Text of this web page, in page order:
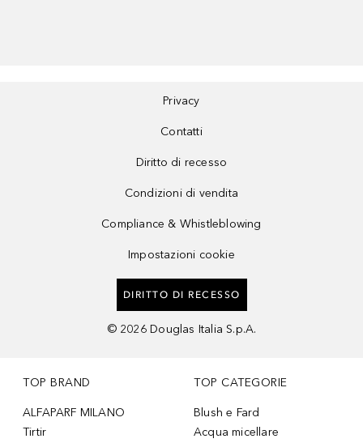
Privacy
Contatti
Diritto di recesso
Condizioni di vendita
Compliance & Whistleblowing
Impostazioni cookie
DIRITTO DI RECESSO
© 2026 Douglas Italia S.p.A.
TOP BRAND
ALFAPARF MILANO
Tirtir
TOP CATEGORIE
Blush e Fard
Acqua micellare